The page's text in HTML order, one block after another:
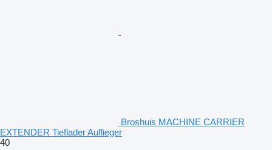
Broshuis MACHINE CARRIER
EXTENDER Tieflader Auflieger
40